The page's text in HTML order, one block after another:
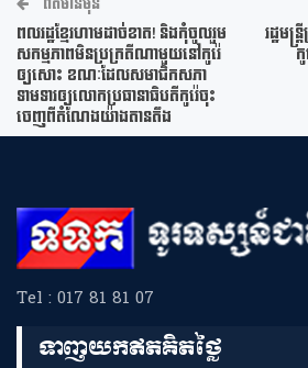
ពលរដ្ឋខ្មែរហាមដាច់ខាត! និងកុំចូលរួម
សកម្មភាពមិនប្រក្រតីណាមួយនៅកូរ៉េ
ឲ្យសោះ ខណៈដែលសមាជិកសភា
ទាមទារឲ្យលោកប្រធានាធិបតីកូរ៉េចុះ
ចេញពីតំណែងយ៉ាងតានតឹង
រដ្ឋមន្
Tel : 017 81 81 07
ទាញយកឥតគិតថ្លៃ